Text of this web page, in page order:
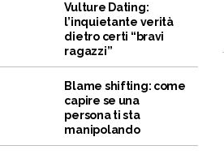
Vulture Dating:
l’inquietante verità
dietro certi “bravi
ragazzi”
Blame shifting: come
capire se una
persona ti sta
manipolando